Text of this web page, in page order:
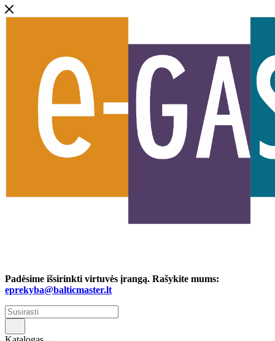
Padėsime išsirinkti virtuvės įrangą. Rašykite mums:
eprekyba@balticmaster.lt